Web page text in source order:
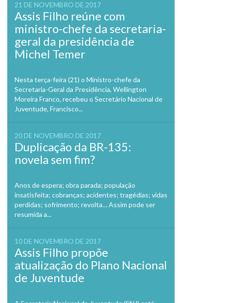
21 DE NOVEMBRO DE 2017
Assis Filho reúne com
ministro-chefe da secretaria-
geral da presidência de
Michel Temer
Nesta terça-feira (21) o Ministro-chefe da
Secretaria-Geral da Presidência, Wellington
Moreira Franco, recebeu o Secretário Nacional de
Juventude, Francisco...
20 DE NOVEMBRO DE 2017
Duplicação da BR-135:
novela sem fim?
Anos de espera; obra parada; população
insatisfeita; cobranças; acidentes; tragédias; vidas
perdidas; sofrimento; revolta… Assim pode ser
resumida a...
10 DE NOVEMBRO DE 2017
Assis Filho propõe
atualização do Plano Nacional
de Juventude